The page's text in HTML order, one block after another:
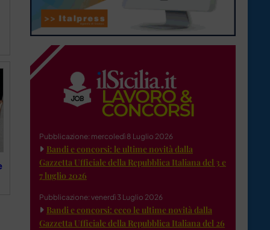
Pubblicazione: mercoledì 8 Luglio 2026
Bandi e concorsi: le ultime novità dalla
Gazzetta Ufficiale della Repubblica Italiana del 3 e
7 luglio 2026
Pubblicazione: venerdì 3 Luglio 2026
Bandi e concorsi: ecco le ultime novità dalla
Gazzetta Ufficiale della Repubblica Italiana del 26